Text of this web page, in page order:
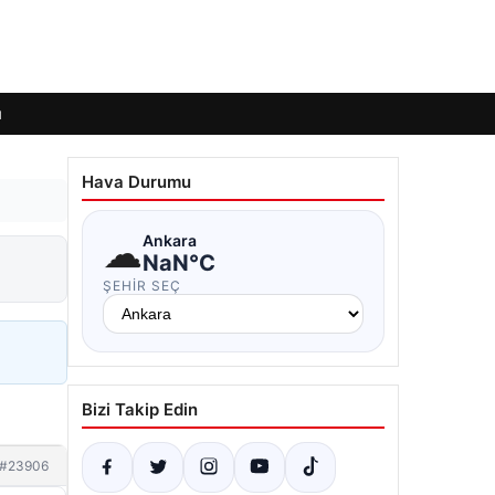
#23906
Hava Durumu
☁Ankara
NaN°C
ŞEHIR SEÇ
Bizi Takip Edin